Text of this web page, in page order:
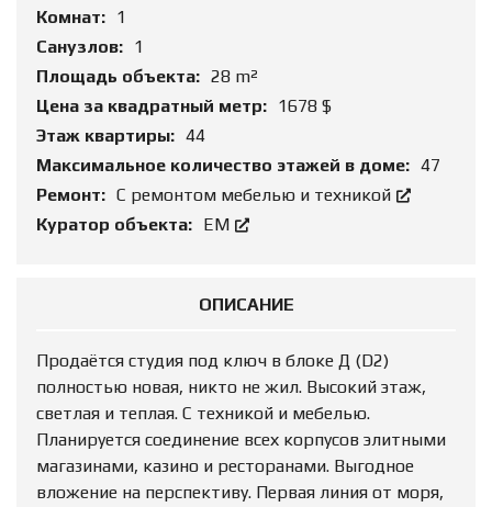
Комнат: 1
Санузлов: 1
Площадь объекта: 28 m²
Цена за квадратный метр: 1678 $
Этаж квартиры: 44
Максимальное количество этажей в доме: 47
Ремонт: С ремонтом мебелью и техникой
Куратор объекта: ЕМ
ОПИСАНИЕ
Продаётся студия под ключ в блоке Д (D2)
полностью новая, никто не жил. Высокий этаж,
светлая и теплая. С техникой и мебелью.
Планируется соединение всех корпусов элитными
магазинами, казино и ресторанами. Выгодное
вложение на перспективу. Первая линия от моря,